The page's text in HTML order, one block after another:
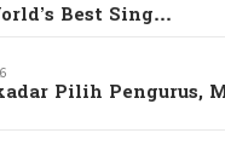
Best Sing…
Pilih Pengurus,